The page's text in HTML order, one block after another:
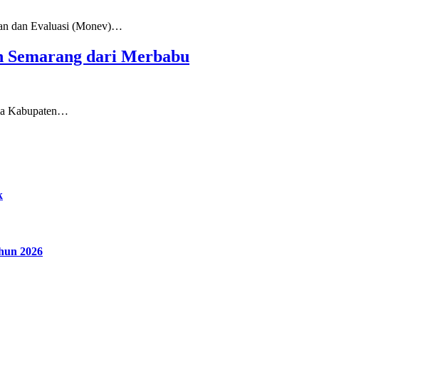
dan Evaluasi (Monev)…
Semarang dari Merbabu
Kabupaten…
2026